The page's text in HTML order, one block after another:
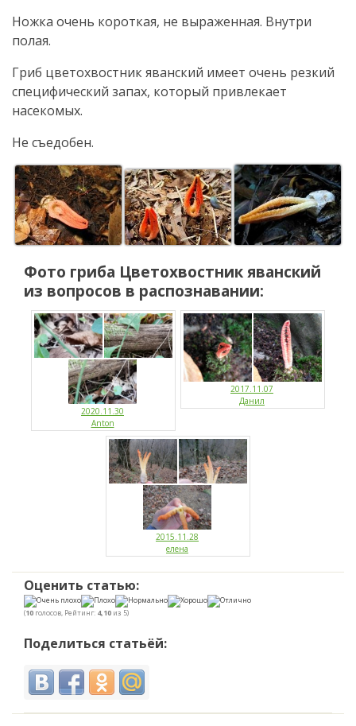
Ножка очень короткая, не выраженная. Внутри
полая.
Гриб цветохвостник яванский имеет очень резкий
специфический запах, который привлекает
насекомых.
Не съедобен.
Фото гриба Цветохвостник яванский
из вопросов в распознавании:
2020.11.30
Anton
2017.11.07
Данил
2015.11.28
елена
Оценить статью:
(10 голосов, Рейтинг: 4,10 из 5)
Поделиться статьёй: